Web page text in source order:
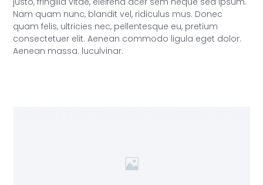
Nam quam nunc, blandit vel, ridiculus mus. Donec
quam felis, ultricies nec, pellentesque eu, pretium
consectetuer elit. Aenean commodo ligula eget dolor.
Aenean massa. luculvinar.